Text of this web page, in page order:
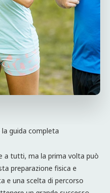
guida completa
a tutti, ma la prima volta può
preparazione fisica e
e una scelta di percorso